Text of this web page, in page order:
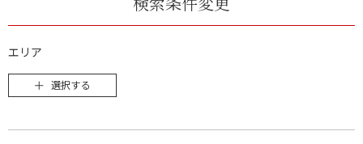
エリア
選択する